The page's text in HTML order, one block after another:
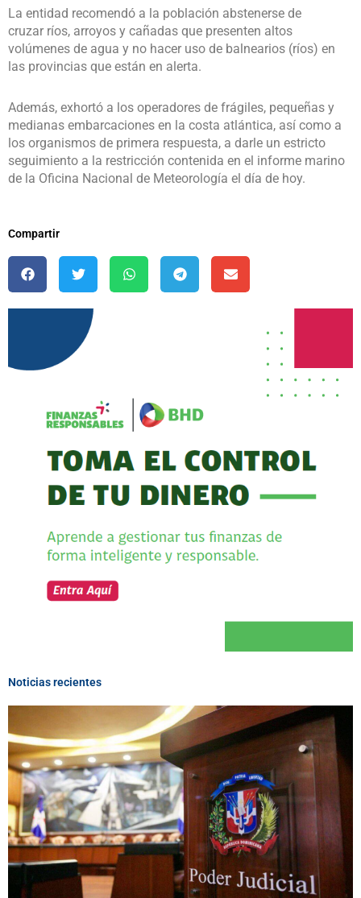
La entidad recomendó a la población abstenerse de
cruzar ríos, arroyos y cañadas que presenten altos
volúmenes de agua y no hacer uso de balnearios (ríos) en
las provincias que están en alerta.
Además, exhortó a los operadores de frágiles, pequeñas y
medianas embarcaciones en la costa atlántica, así como a
los organismos de primera respuesta, a darle un estricto
seguimiento a la restricción contenida en el informe marino
de la Oficina Nacional de Meteorología el día de hoy.
Compartir
Noticias recientes